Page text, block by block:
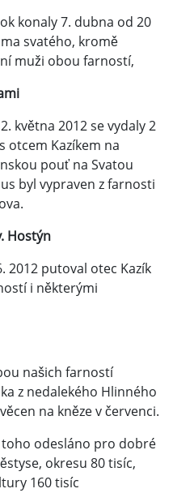
konaly 7. dubna od 20
svatého, kromě
muži obou farností,
května 2012 se vydaly 2
otcem Kazíkem na
pouť na Svatou
byl vypraven z farnosti
Hostýn
2012 putoval otec Kazík
i některými
našich farností
z nedalekého Hlinného
na kněze v červenci.
odesláno pro dobré
okresu 80 tisíc,
160 tisíc